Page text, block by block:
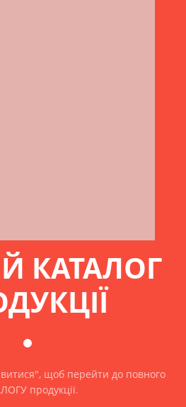
КАТАЛОГ
щоб перейти до повного
продукції.